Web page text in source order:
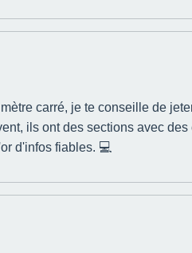
carré, je te conseille de
ils ont des sections avec
d'infos fiables. 💻